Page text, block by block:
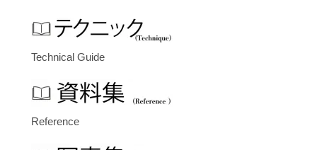
Technical Guide
Reference